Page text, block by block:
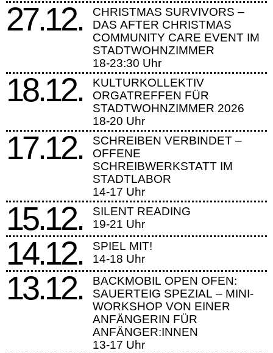
27.12.
CHRISTMAS SURVIVORS –
DAS AFTER CHRISTMAS
COMMUNITY CARE EVENT IM
STADTWOHNZIMMER
18-23:30 Uhr
18.12.
KULTURKOLLEKTIV
ORGATREFFEN FÜR
STADTWOHNZIMMER 2026
18-20 Uhr
17.12.
SCHREIBEN VERBINDET –
OFFENE
SCHREIBWERKSTATT IM
STADTLABOR
14-17 Uhr
15.12.
SILENT READING
19-21 Uhr
14.12.
SPIEL MIT!
14-18 Uhr
13.12.
BACKMOBIL OPEN OFEN:
SAUERTEIG SPEZIAL – MINI-
WORKSHOP VON EINER
ANFÄNGERIN FÜR
ANFÄNGER:INNEN
13-17 Uhr